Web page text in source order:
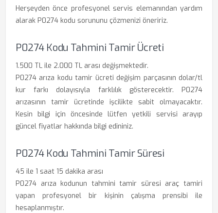
Herşeyden önce profesyonel servis elemanından yardım
alarak P0274 kodu sorununu çözmenizi öneririz.
P0274 Kodu Tahmini Tamir Ücreti
1.500 TL ile 2.000 TL arası değişmektedir.
P0274 arıza kodu tamir ücreti değişim parçasının dolar/tl
kur farkı dolayısıyla farklılık gösterecektir. P0274
arızasının tamir ücretinde işcilikte sabit olmayacaktır.
Kesin bilgi için öncesinde lütfen yetkili servisi arayıp
güncel fiyatlar hakkında bilgi edininiz.
P0274 Kodu Tahmini Tamir Süresi
45 ile 1 saat 15 dakika arası
P0274 arıza kodunun tahmini tamir süresi araç tamiri
yapan profesyonel bir kişinin çalışma prensibi ile
hesaplanmıştır.